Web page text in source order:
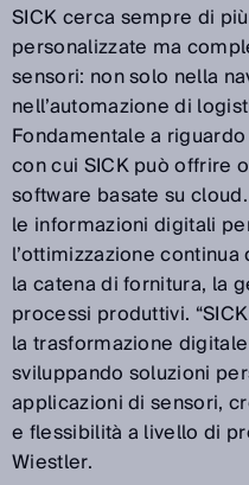
SICK cerca sempre di
personalizzate ma
sensori: non solo nella
nell’automazione di
Fondamentale a
con cui SICK può offrire
software basate su
le informazioni digitali
l’ottimizzazione
la catena di fornitura, la
processi produttivi.
la trasformazione
sviluppando soluzioni
applicazioni di sensori,
e flessibilità a livello di
Wiestler.